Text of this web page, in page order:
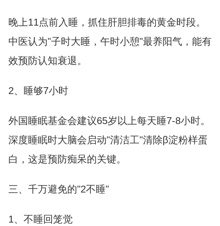
晚上11点前入睡，抓住肝胆排毒的黄金时段。
中医认为"子时大睡，午时小憩"最养阳气，能有
效预防认知衰退。
2、睡够7小时
外国睡眠基金会建议65岁以上每天睡7-8小时。
深度睡眠时大脑会启动"清洁工"清除β淀粉样蛋
白，这是预防痴呆的关键。
三、千万避免的"2不睡"
1、不睡回笼觉